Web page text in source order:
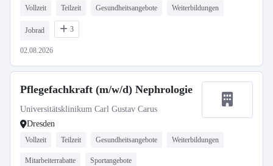
Vollzeit Teilzeit Gesundheitsangebote Weiterbildungen
Jobrad 3
02.08.2026
Pflegefachkraft (m/w/d) Nephrologie
Universitätsklinikum Carl Gustav Carus
Dresden
Vollzeit Teilzeit Gesundheitsangebote Weiterbildungen
Mitarbeiterrabatte Sportangebote